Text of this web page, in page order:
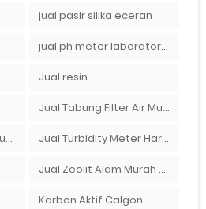
jual pasir silika eceran
jual ph meter laboratorium
Jual resin
Jual Tabung Filter Air Murah
Jual Tabung Filter Air Surabaya Jual Turbidity Meter Harga Murah Di Sulawesi
Jual Zeolit Alam Murah Di Surabaya
Karbon Aktif Calgon